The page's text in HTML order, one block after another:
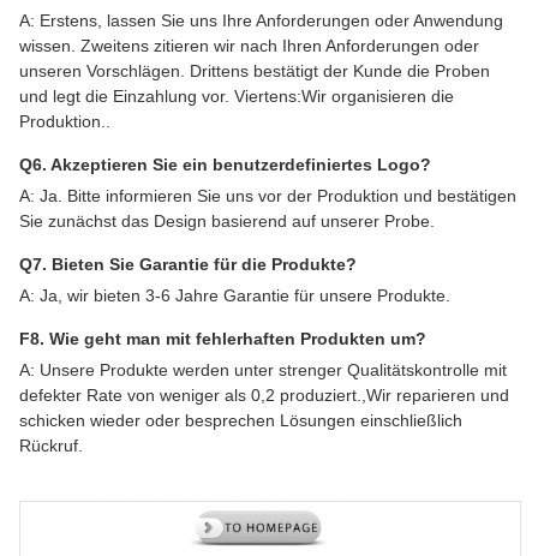
A: Erstens, lassen Sie uns Ihre Anforderungen oder Anwendung
wissen. Zweitens zitieren wir nach Ihren Anforderungen oder
unseren Vorschlägen. Drittens bestätigt der Kunde die Proben
und legt die Einzahlung vor. Viertens:Wir organisieren die
Produktion..
Q6. Akzeptieren Sie ein benutzerdefiniertes Logo?
A: Ja. Bitte informieren Sie uns vor der Produktion und bestätigen
Sie zunächst das Design basierend auf unserer Probe.
Q7. Bieten Sie Garantie für die Produkte?
A: Ja, wir bieten 3-6 Jahre Garantie für unsere Produkte.
F8. Wie geht man mit fehlerhaften Produkten um?
A: Unsere Produkte werden unter strenger Qualitätskontrolle mit
defekter Rate von weniger als 0,2 produziert.,Wir reparieren und
schicken wieder oder besprechen Lösungen einschließlich
Rückruf.